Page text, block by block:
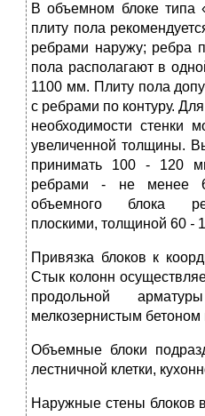
В объемном блоке типа
плиту пола
ребрами наружу; ребра
пола располагают в
1100 мм. Плиту пола
с ребрами по контуру.
необходимости стенки
увеличенной толщины.
принимать 100 - 120
ребрами - не менее
объемного блока
плоскими, толщиной 60 -
Привязка блоков к
Стык колонн
продольной
мелкозернистым бетоном
Объемные блоки
лестничной клетки,
Наружные стены блоков